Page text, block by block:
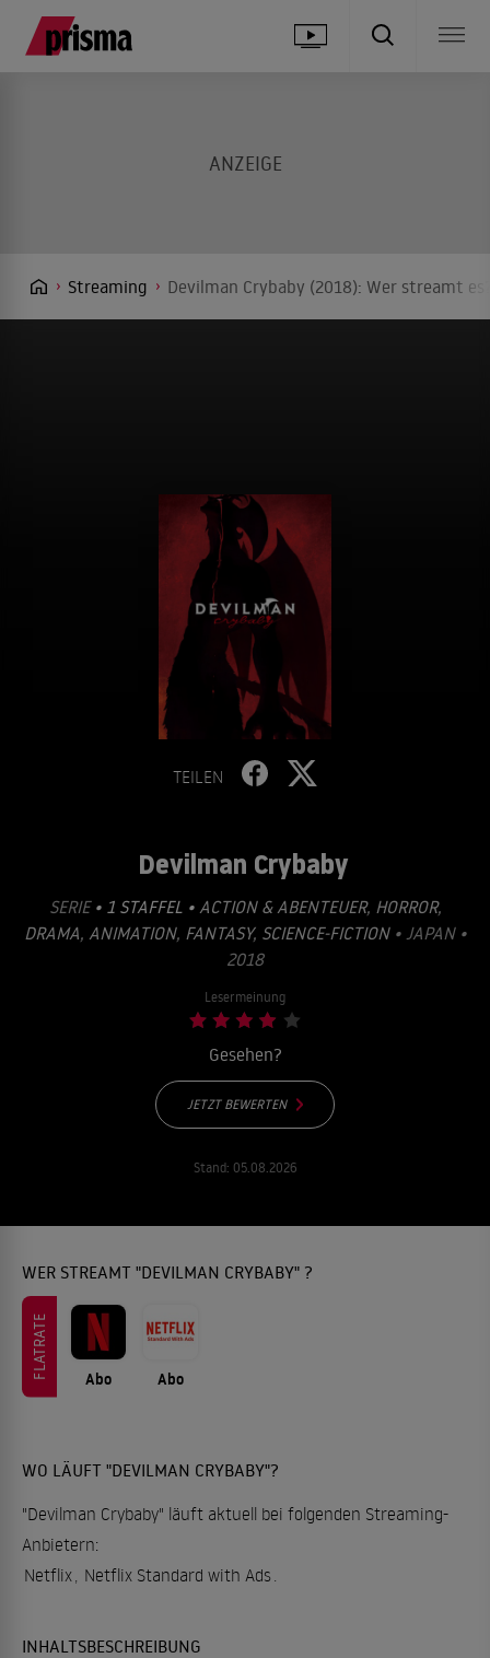
Streaming Devilman Crybaby (2018): Wer streamt
TEILEN
Devilman Crybaby
SERIE • 1 STAFFEL • ACTION & ABENTEUER, HORROR,
DRAMA, ANIMATION, FANTASY, SCIENCE-FICTION• JAPAN •
2018
Lesermeinung
Gesehen?
JETZT BEWERTEN
Stand: 05.08.2026
WER STREAMT "DEVILMAN CRYBABY" ?
FLATRATE Abo Abo
WO LÄUFT "DEVILMAN CRYBABY"?
"Devilman Crybaby" läuft aktuell bei folgenden Streaming-
Anbietern:
Netflix Netflix Standard with Ads
INHALTSBESCHREIBUNG